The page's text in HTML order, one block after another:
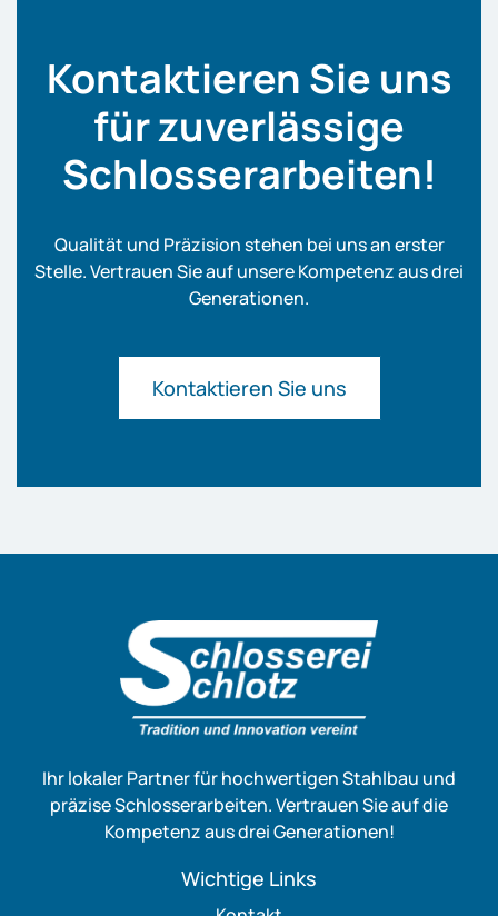
Kontaktieren Sie uns
für zuverlässige
Schlosserarbeiten!
Qualität und Präzision stehen bei uns an erster
Stelle. Vertrauen Sie auf unsere Kompetenz aus drei
Generationen.
Kontaktieren Sie uns
Ihr lokaler Partner für hochwertigen Stahlbau und
präzise Schlosserarbeiten. Vertrauen Sie auf die
Kompetenz aus drei Generationen!
Wichtige Links